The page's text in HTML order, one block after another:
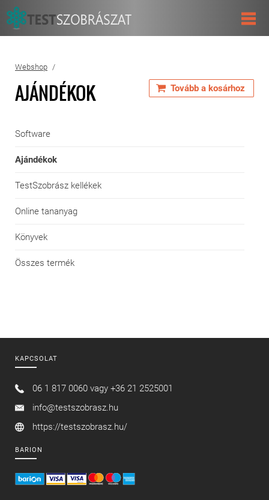
Webshop
Tovább a kosárhoz
AJÁNDÉKOK
Software
Ajándékok
TestSzobrász kellékek
Online tananyag
Könyvek
Összes termék
KAPCSOLAT
06 1 817 0060 vagy +36 21 2525001
info@testszobrasz.hu
https://testszobrasz.hu/
BARION